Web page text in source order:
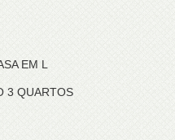
EM L
3 QUARTOS